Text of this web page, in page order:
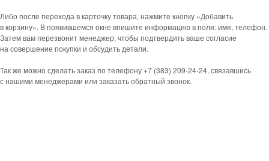
Либо после перехода в карточку товара, нажмите кнопку «Добавить
в корзину». В появившемся окне впишите информацию в поля: имя, телефон.
Затем вам перезвонит менеджер, чтобы подтвердить ваше согласие
на совершение покупки и обсудить детали.
Так же можно сделать заказ по телефону +7 (383) 209-24-24, связавшись
с нашими менеджерами или заказать обратный звонок.